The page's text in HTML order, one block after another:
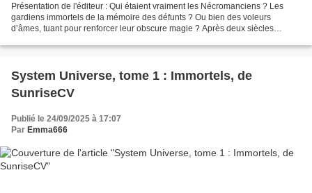
Présentation de l'éditeur : Qui étaient vraiment les Nécromanciens ? Les
gardiens immortels de la mémoire des défunts ? Ou bien des voleurs
d’âmes, tuant pour renforcer leur obscure magie ? Après deux siècles
System Universe, tome 1 : Immortels, de
SunriseCV
Publié le 24/09/2025 à 17:07
Par Emma666